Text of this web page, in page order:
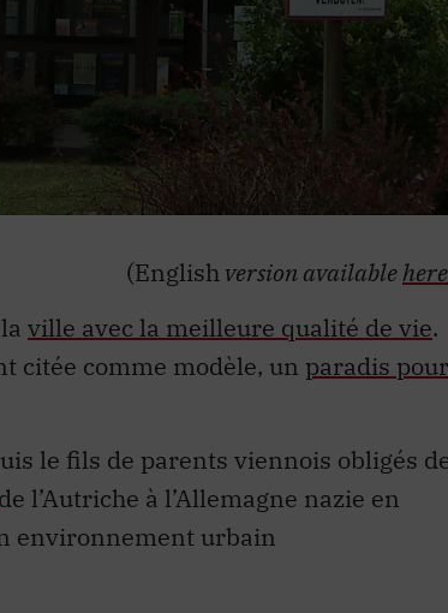
(Englishversion availablehere
ville avec la meilleure qualité de vie.
citée comme modèle, un paradis pour
le fils de parents viennois obligés
de l’Autriche à l’Allemagne nazie en
environnement urbain